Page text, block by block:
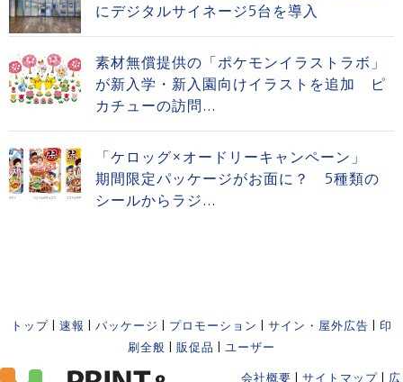
にデジタルサイネージ5台を導入
素材無償提供の「ポケモンイラストラボ」
が新入学・新入園向けイラストを追加 ピ
カチューの訪問...
「ケロッグ×オードリーキャンペーン」
期間限定パッケージがお面に？ 5種類の
シールからラジ...
トップ 速報 パッケージ プロモーション サイン・屋外広告
印
刷全般
販促品 ユーザー
会社概要 サイトマップ 広